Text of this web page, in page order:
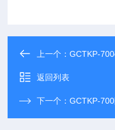
上一个：GCTKP-
返回列表
下一个：GCTKP-